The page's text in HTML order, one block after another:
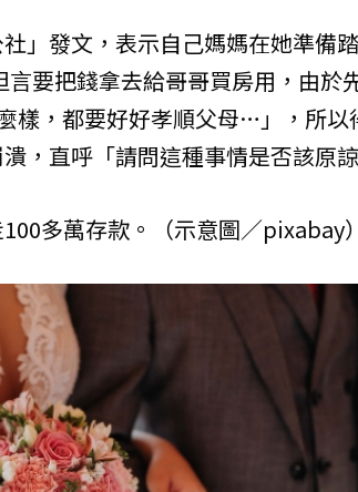
」發文，表示自己媽媽在她準備
要把錢拿去給哥哥買房用，由於
樣，都要好好孝順父母…」，所以
，直呼「請問這種事情是否該原諒
多萬存款。（示意圖／pixabay）